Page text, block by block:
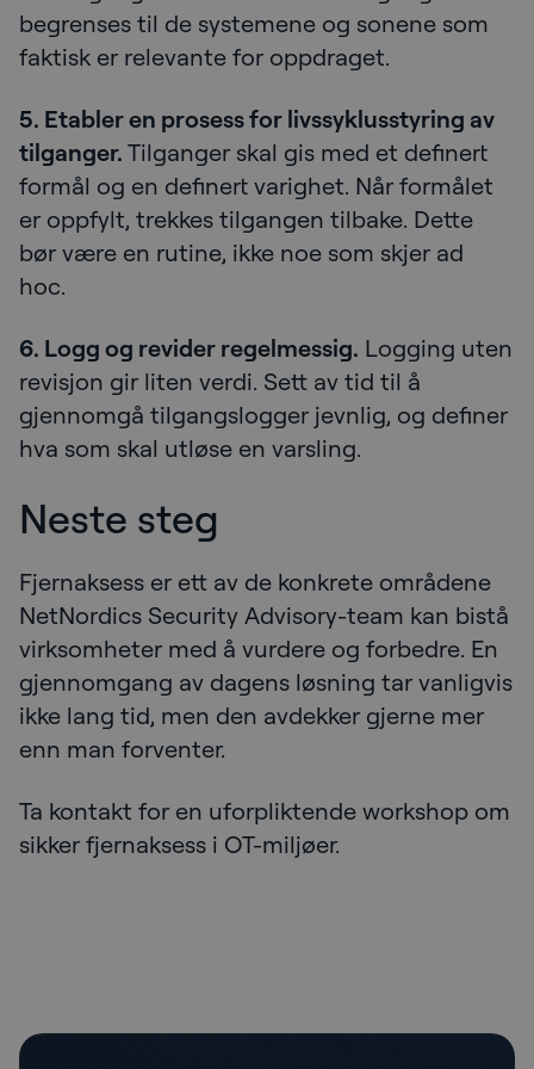
begrenses til de systemene og sonene som
faktisk er relevante for oppdraget.
5. Etabler en prosess for livssyklusstyring av
tilganger. Tilganger skal gis med et definert
formål og en definert varighet. Når formålet
er oppfylt, trekkes tilgangen tilbake. Dette
bør være en rutine, ikke noe som skjer ad
hoc.
6. Logg og revider regelmessig. Logging uten
revisjon gir liten verdi. Sett av tid til å
gjennomgå tilgangslogger jevnlig, og definer
hva som skal utløse en varsling.
Neste steg
Fjernaksess er ett av de konkrete områdene
NetNordics Security Advisory-team kan bistå
virksomheter med å vurdere og forbedre. En
gjennomgang av dagens løsning tar vanligvis
ikke lang tid, men den avdekker gjerne mer
enn man forventer.
Ta kontakt for en uforpliktende workshop om
sikker fjernaksess i OT-miljøer.